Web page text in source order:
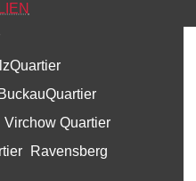
BuckauQuartier
Virchow Quartier
Ravensberg
Berlin
in Berlin